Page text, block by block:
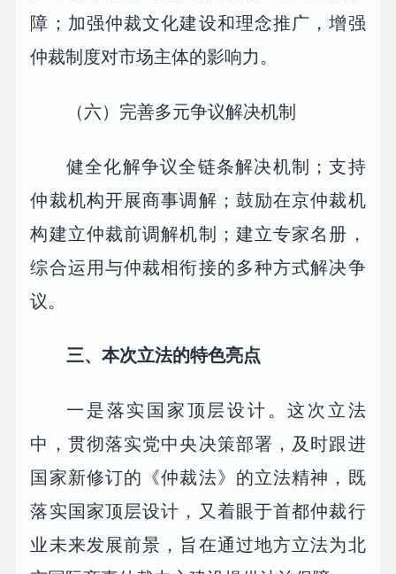
障；加强仲裁文化建设和理念推广，增强
仲裁制度对市场主体的影响力。
（六）完善多元争议解决机制
健全化解争议全链条解决机制；支持
仲裁机构开展商事调解；鼓励在京仲裁机
构建立仲裁前调解机制；建立专家名册，
综合运用与仲裁相衔接的多种方式解决争
议。
三、本次立法的特色亮点
一是落实国家顶层设计。这次立法
中，贯彻落实党中央决策部署，及时跟进
国家新修订的《仲裁法》的立法精神，既
落实国家顶层设计，又着眼于首都仲裁行
业未来发展前景，旨在通过地方立法为北